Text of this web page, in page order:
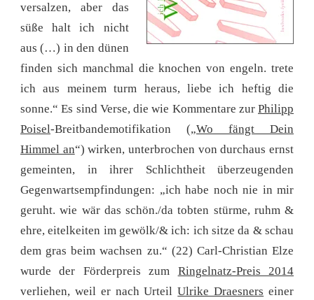
versalzen, aber das
süße halt ich nicht
aus (…) in den dünen
finden sich manchmal die knochen von engeln. trete
ich aus meinem turm heraus, liebe ich heftig die
sonne.“ Es sind Verse, die wie Kommentare zur Philipp
Poisel-Breitbandemotifikation („Wo fängt Dein
Himmel an“) wirken, unterbrochen von durchaus ernst
gemeinten, in ihrer Schlichtheit überzeugenden
Gegenwartsempfindungen: „ich habe noch nie in mir
geruht. wie wär das schön./da tobten stürme, ruhm &
ehre, eitelkeiten im gewölk/& ich: ich sitze da & schau
dem gras beim wachsen zu.“ (22) Carl-Christian Elze
wurde der Förderpreis zum Ringelnatz-Preis 2014
verliehen, weil er nach UrteilUlrike Draesners einer